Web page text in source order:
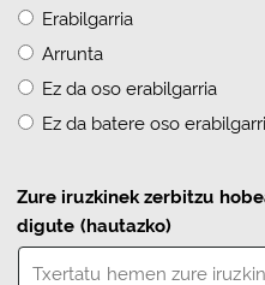
Erabilgarria
Arrunta
Ez da oso erabilgarria
Ez da batere oso
Zure iruzkinek zerbitzu
digute (hautazko)